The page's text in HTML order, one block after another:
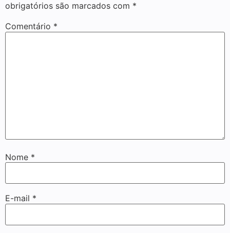
obrigatórios são marcados com *
Comentário *
Nome *
E-mail *